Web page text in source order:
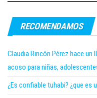
RECOMENDAMOS
Claudia Rincón Pérez hace
acoso para niñas,
¿Es confiable tuhabi? ¿que es